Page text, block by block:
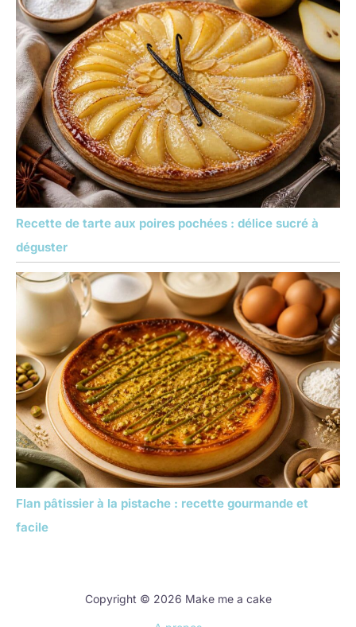
Recette de tarte aux poires pochées : délice sucré à
déguster
Flan pâtissier à la pistache : recette gourmande et
facile
Copyright © 2026 Make me a cake